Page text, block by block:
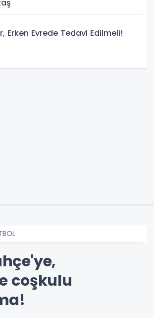
Erken Evrede Tedavi Edilmeli!
coşkulu